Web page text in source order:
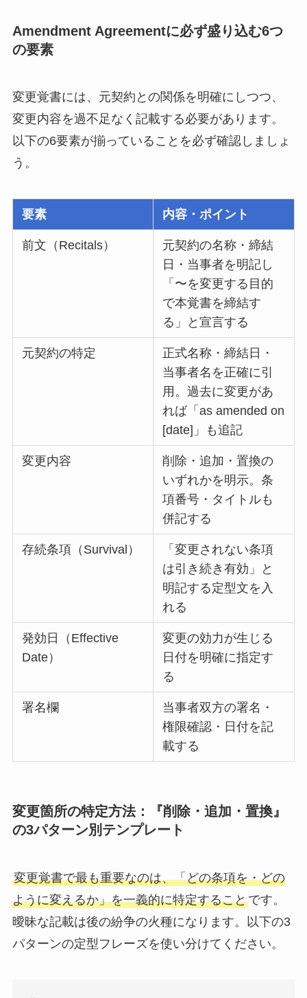
Amendment Agreementに必ず盛り込む6つ
の要素
変更覚書には、元契約との関係を明確にしつつ、
変更内容を過不足なく記載する必要があります。
以下の6要素が揃っていることを必ず確認しましょ
う。
要素 内容・ポイント
前文（Recitals）
元契約の名称・締結
日・当事者を明記し
「〜を変更する目的
で本覚書を締結す
る」と宣言する
元契約の特定
正式名称・締結日・
当事者名を正確に引
用。過去に変更があ
れば「as amended on
[date]」も追記
変更内容
削除・追加・置換の
いずれかを明示。条
項番号・タイトルも
併記する
存続条項（Survival）
「変更されない条項
は引き続き有効」と
明記する定型文を入
れる
発効日（Effective
Date）
変更の効力が生じる
日付を明確に指定す
る
署名欄
当事者双方の署名・
権限確認・日付を記
載する
変更箇所の特定方法：『削除・追加・置換』
の3パターン別テンプレート
変更覚書で最も重要なのは、「どの条項を・どの
ように変えるか」を一義的に特定することです。
曖昧な記載は後の紛争の火種になります。以下の3
パターンの定型フレーズを使い分けてください。